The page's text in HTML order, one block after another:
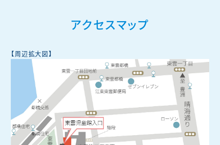
アクセスマップ
【周辺拡大図】